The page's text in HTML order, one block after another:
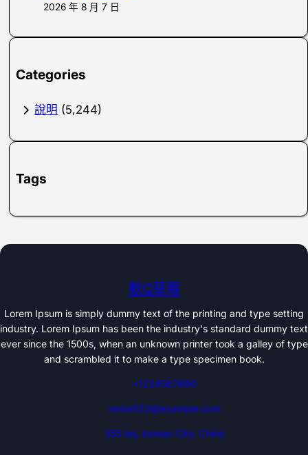
2026 年 8 月 7 日
Categories
說明 (5,244)
Tags
軟Q草莓
Lorem Ipsum is simply dummy text of the printing and type setting
industry. Lorem Ipsum has been the industry's standard dummy text
ever since the 1500s, when an unknown printer took a galley of type
and scrambled it to make a type specimen book.
+1234567890
rental123@example.com
555 las, korean City, China